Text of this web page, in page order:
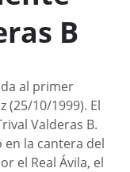
B
al primer
(25/10/1999). El
Valderas B.
la cantera del
el Real Ávila, el